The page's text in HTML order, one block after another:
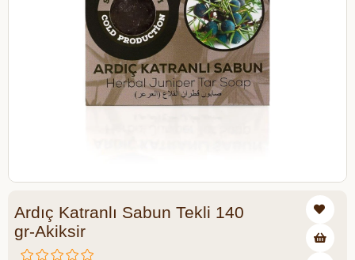
Ardıç Katranlı Sabun Tekli 140
gr-Akiksir